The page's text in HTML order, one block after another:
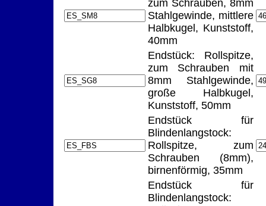
zum Schrauben, 8mm
Stahlgewinde, mittlere
Halbkugel, Kunststoff,
40mm
Endstück: Rollspitze,
zum Schrauben mit
8mm Stahlgewinde,
große Halbkugel,
Kunststoff, 50mm
Endstück für
Blindenlangstock:
Rollspitze, zum
Schrauben (8mm),
birnenförmig, 35mm
Endstück für
Blindenlangstock: